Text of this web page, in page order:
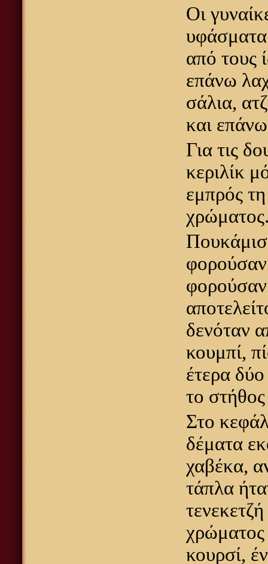
Οι
από τους
επάνω
σάλια,
και
Για τις
κεριλίκ
εμπρός
φορούσαν
δενόταν
κουμπί,
έτερα
το
Στο
δέματα
χαβέκα,
τάπλα
χρώματος
κουρσί,